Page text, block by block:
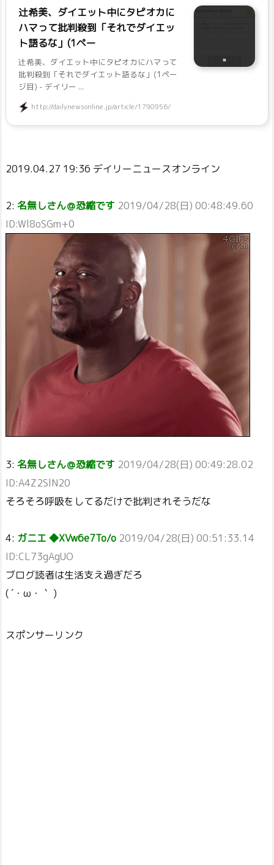
辻希美、ダイエット中にタピオカに
ハマって批判殺到「それでダイエッ
ト語るな」(1ペー
辻希美、ダイエット中にタピオカにハマって
批判殺到「それでダイエット語るな」(1ペー
ジ目) - デイリー ...
http://dailynewsonline.jp/article/1790956/
2019.04.27 19:36 デイリーニュースオンライン
2: 名無しさん＠恐縮です 2019/04/28(日) 00:48:49.60
ID:Wl8oSGm+0
3: 名無しさん＠恐縮です 2019/04/28(日) 00:49:28.02
ID:A4Z2SlN20
そろそろ呼吸をしてるだけで批判されそうだな
4: ガニエ ◆XVw6e7To/o 2019/04/28(日) 00:51:33.14
ID:CL73gAgUO
ブログ読者は生活支え過ぎだろ
( ´・ω・｀ )
スポンサーリンク